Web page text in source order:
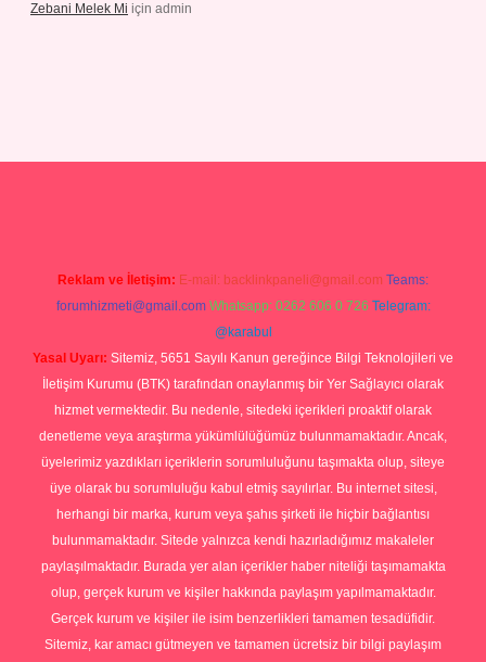
Zebani Melek Mi için admin
Reklam ve İletişim: E-mail: backlinkpaneli@gmail.com Teams:
forumhizmeti@gmail.com Whatsapp: 0262 606 0 726 Telegram:
@karabul
Yasal Uyarı: Sitemiz, 5651 Sayılı Kanun gereğince Bilgi Teknolojileri ve
İletişim Kurumu (BTK) tarafından onaylanmış bir Yer Sağlayıcı olarak
hizmet vermektedir. Bu nedenle, sitedeki içerikleri proaktif olarak
denetleme veya araştırma yükümlülüğümüz bulunmamaktadır. Ancak,
üyelerimiz yazdıkları içeriklerin sorumluluğunu taşımakta olup, siteye
üye olarak bu sorumluluğu kabul etmiş sayılırlar. Bu internet sitesi,
herhangi bir marka, kurum veya şahıs şirketi ile hiçbir bağlantısı
bulunmamaktadır. Sitede yalnızca kendi hazırladığımız makaleler
paylaşılmaktadır. Burada yer alan içerikler haber niteliği taşımamakta
olup, gerçek kurum ve kişiler hakkında paylaşım yapılmamaktadır.
Gerçek kurum ve kişiler ile isim benzerlikleri tamamen tesadüfidir.
Sitemiz, kar amacı gütmeyen ve tamamen ücretsiz bir bilgi paylaşım